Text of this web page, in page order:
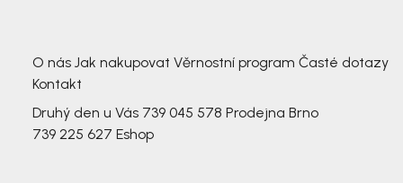
O nás Jak nakupovat Věrnostní program Časté dotazy
Kontakt
Druhý den u Vás 739 045 578 Prodejna Brno
739 225 627 Eshop